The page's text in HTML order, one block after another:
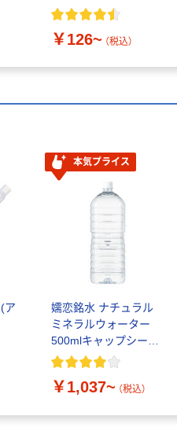
￥126~ （税込）
ア
本気プライス
嬬恋銘水 ナチュラル
ミネラルウォーター
500mlキャップシール
付き／2Lラベルレス
￥1,037~ （税込）